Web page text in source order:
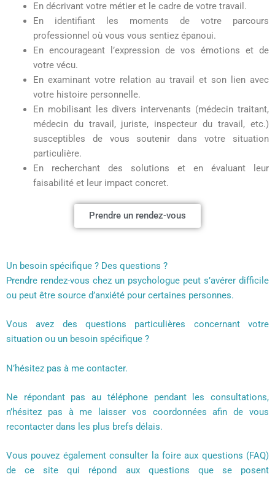
En décrivant votre métier et le cadre de votre travail.
En identifiant les moments de votre parcours
professionnel où vous vous sentiez épanoui.
En encourageant l’expression de vos émotions et de
votre vécu.
En examinant votre relation au travail et son lien avec
votre histoire personnelle.
En mobilisant les divers intervenants (médecin traitant,
médecin du travail, juriste, inspecteur du travail, etc.)
susceptibles de vous soutenir dans votre situation
particulière.
En recherchant des solutions et en évaluant leur
faisabilité et leur impact concret.
Prendre un rendez-vous
Un besoin spécifique ? Des questions ?
Prendre rendez-vous chez un psychologue peut s’avérer difficile
ou peut être source d’anxiété pour certaines personnes.
Vous avez des questions particulières concernant votre
situation ou un besoin spécifique ?
N’hésitez pas à me contacter.
Ne répondant pas au téléphone pendant les consultations,
n’hésitez pas à me laisser vos coordonnées afin de vous
recontacter dans les plus brefs délais.
Vous pouvez également consulter la foire aux questions (FAQ)
de ce site qui répond aux questions que se posent